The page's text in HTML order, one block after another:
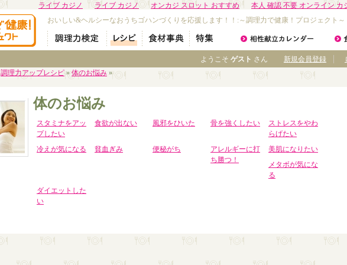
ライブ カジノ ライブ カジノ オンカジ スロット おすすめ 本人 確認 不要 オンライン カ
おいしい&ヘルシーなおうちゴハンづくりを応援します！！:～調理力で健康！プロジェクト～
新規会員登録
ようこそ ゲスト さん
調理力アップレシピ»体のお悩み »
体のお悩み
スタミナをアッ
プしたい
食欲が出ない 風邪をひいた 骨を強くしたい
ストレスをやわ
らげたい
冷えが気になる
貧血ぎみ 便秘がち
アレルギーに打
ち勝つ！
美肌になりたい
メタボが気にな
る
ダイエットした
い